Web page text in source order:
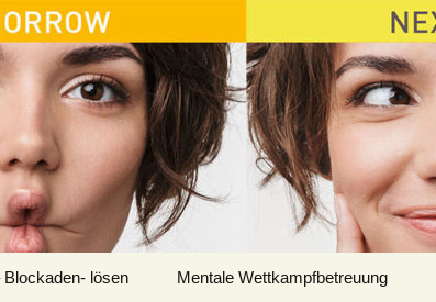
lösen Mentale Wettkampfbetreuung